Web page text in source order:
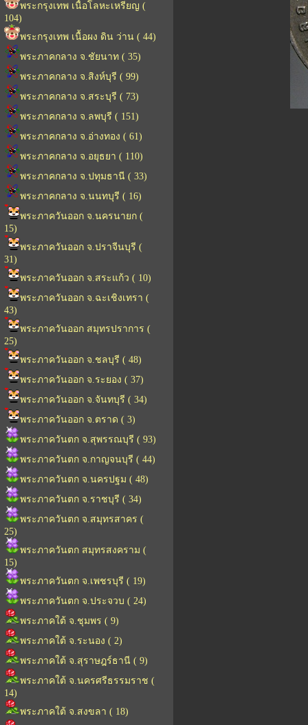
พระกรุงเทพ เนื้อโลหะเหรียญ (
104)
พระกรุงเทพ เนื้อผง ดิน ว่าน ( 44)
พระภาคกลาง จ.ชัยนาท ( 35)
พระภาคกลาง จ.สิงห์บุรี ( 99)
พระภาคกลาง จ.สระบุรี ( 73)
พระภาคกลาง จ.ลพบุรี ( 151)
พระภาคกลาง จ.อ่างทอง ( 61)
พระภาคกลาง จ.อยุธยา ( 110)
พระภาคกลาง จ.ปทุมธานี ( 33)
พระภาคกลาง จ.นนทบุรี ( 16)
พระภาควันออก จ.นครนายก (
15)
พระภาควันออก จ.ปราจีนบุรี (
31)
พระภาควันออก จ.สระแก้ว ( 10)
พระภาควันออก จ.ฉะเชิงเทรา (
43)
พระภาควันออก สมุทรปราการ (
25)
พระภาควันออก จ.ชลบุรี ( 48)
พระภาควันออก จ.ระยอง ( 37)
พระภาควันออก จ.จันทบุรี ( 34)
พระภาควันออก จ.ตราด ( 3)
พระภาควันตก จ.สุพรรณบุรี ( 93)
พระภาควันตก จ.กาญจนบุรี ( 44)
พระภาควันตก จ.นครปฐม ( 48)
พระภาควันตก จ.ราชบุรี ( 34)
พระภาควันตก จ.สมุทรสาคร (
25)
พระภาควันตก สมุทรสงคราม (
15)
พระภาควันตก จ.เพชรบุรี ( 19)
พระภาควันตก จ.ประจวบ ( 24)
พระภาคใต้ จ.ชุมพร ( 9)
พระภาคใต้ จ.ระนอง ( 2)
พระภาคใต้ จ.สุราษฎร์ธานี ( 9)
พระภาคใต้ จ.นครศรีธรรมราช (
14)
พระภาคใต้ จ.สงขลา ( 18)